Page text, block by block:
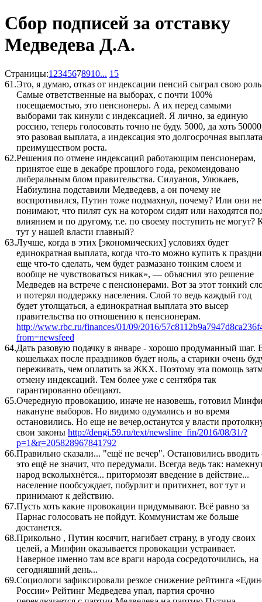
Сбор подписей за отставку
Медведева Д.А.
Страницы:1 2345678910... 15
61.Это, я думаю, отказ от индексации пенсий сыграл свою
Самые ответственные на выборах, с почти 100%
посещаемостью, это пенсионеры. А их перед самыми
выборами так кинули с индексацией. Я лично, за единую
россию, теперь голосовать точно не буду. 5000, да хоть
это разовая выплата, а индексация это долгосрочная
преимуществом роста.
62.Решения по отмене индексаций работающим пенсионерам,
принятое еще в декабре прошлого года, рекомендовано
либеральным блом правительства. Силуанов, Улюкаев,
Набиулина подставили Медведевв, а он почему не
воспротивился, Путин тоже подмахнул, почему? Или они не
понимают, что пилят сук на котором сидят или находятся
влиянием и по другому, т.е. по своему поступить не могут?
тут у нашей власти главный?
63.Лучше, когда в этих [экономических] условиях будет
единократная выплата, когда что-то можно купить к
еще что-то сделать, чем будет размазано тонким слоем и
вообще не чувствоваться никак», — объяснил это решение
Медведев на встрече с пенсионерами. Вот за этот тонкий
и потерял поддержку населения. Слой то ведь каждый год
будет утолщаться, а единократная выплата это высер
правительства по отношению к пенсионерам.
http://www.rbc.ru/finances/01/09/2016/
from=newsfeed
64.Дать разовую подачку в январе - хорошо продуманный шаг.
кошельках после праздников будет ноль, а старики очень
переживать, чем оплатить за ЖКХ. Поэтому эта помощь
отмену индексаций. Тем более уже с сентября так
гарантированно обещают.
65.Очередную провокацию, иначе не назовешь, готовил
накануне выборов. Но видимо одумались и во время
остановились. Но еще не вечер,останутся у власти
свои законы http://dengi.59.ru/text/newsline_fin/2016/08/31/?
p=1&r=205828967841792
66.Правильно сказали... "ещё не вечер". Остановились вводить
это ещё не значит, что передумали. Всегда ведь так:
народ всколыхнётся... притормозят введение в действие...
население пообсуждает, побурлит и притихнет, вот тут и
принимают к действию.
67.Пусть хоть какие провокации придумывают. Всё равно за
Парнас голосовать не пойдут. Коммунистам же больше
достанется.
68.Прикольно , Путин косячит, нагибает страну, в угоду своих
целей, а Минфин оказывается провокации устраивает.
Наверное именно там все враги народа сосредоточились, на
сегодняшний день...
69.Социологи зафиксировали резкое снижение рейтинга
России» Рейтинг Медведева упал, партия срочно